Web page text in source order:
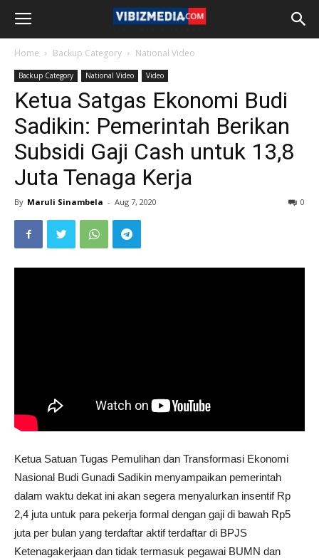
Home Backup Category National Video
Backup Category National Video Video
Ketua Satgas Ekonomi Budi
Sadikin: Pemerintah Berikan
Subsidi Gaji Cash untuk 13,8
Juta Tenaga Kerja
By Maruli Sinambela - Aug 7, 2020 0
Ketua Satuan Tugas Pemulihan dan Transformasi Ekonomi
Nasional Budi Gunadi Sadikin menyampaikan pemerintah
dalam waktu dekat ini akan segera menyalurkan insentif Rp
2,4 juta untuk para pekerja formal dengan gaji di bawah Rp5
juta per bulan yang terdaftar aktif terdaftar di BPJS
Ketenagakerjaan dan tidak termasuk pegawai BUMN dan